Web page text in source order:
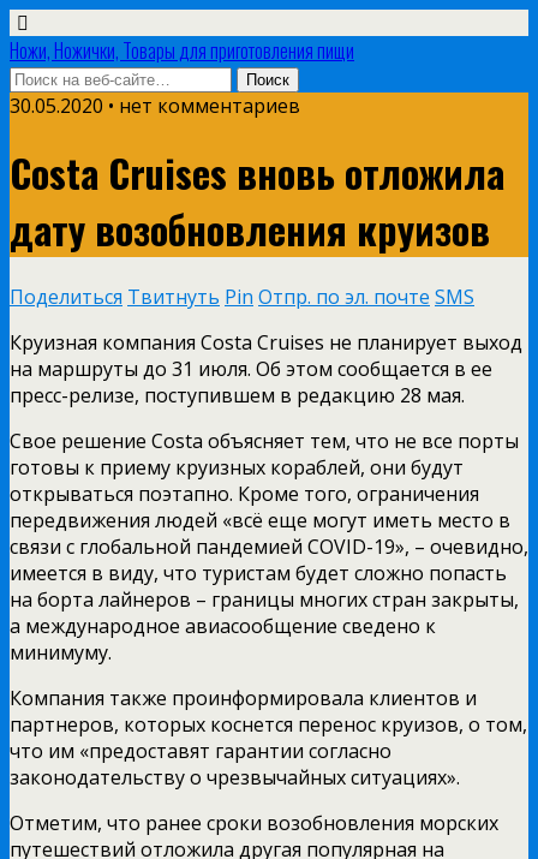
Ножи, Ножички, Товары для приготовления пищи
30.05.2020 • нет комментариев
Costa Cruises вновь отложила
дату возобновления круизов
Поделиться Твитнуть Pin Отпр. по эл. почте SMS
Круизная компания Costa Cruises не планирует выход
на маршруты до 31 июля. Об этом сообщается в ее
пресс-релизе, поступившем в редакцию 28 мая.
Свое решение Costa объясняет тем, что не все порты
готовы к приему круизных кораблей, они будут
открываться поэтапно. Кроме того, ограничения
передвижения людей «всё еще могут иметь место в
связи с глобальной пандемией COVID-19», – очевидно,
имеется в виду, что туристам будет сложно попасть
на борта лайнеров – границы многих стран закрыты,
а международное авиасообщение сведено к
минимуму.
Компания также проинформировала клиентов и
партнеров, которых коснется перенос круизов, о том,
что им «предоставят гарантии согласно
законодательству о чрезвычайных ситуациях».
Отметим, что ранее сроки возобновления морских
путешествий отложила другая популярная на